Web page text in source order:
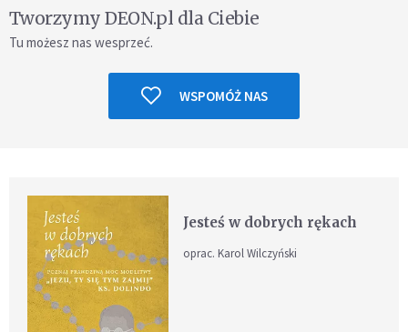
Tworzymy DEON.pl dla Ciebie
Tu możesz nas wesprzeć.
WSPOMÓŻ NAS
Jesteś w dobrych rękach
oprac. Karol Wilczyński